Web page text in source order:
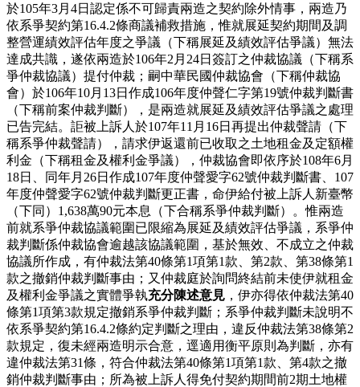
於105年3月4日認定係不可歸責兩造之契約除外情事，兩造乃
依系爭契約第16.4.2條商議補救措施，惟就展延契約期間及調
整營運績效評估年度之爭議（下稱展延及績效評估爭議）無法
達成共識，遂依兩造於106年2月24日簽訂之仲裁協議（下稱系
爭仲裁協議）提付仲裁；嗣中華民國仲裁協會（下稱仲裁協
會）於106年10月13日作成106年度仲聲仁字第19號仲裁判斷書
（下稱前案仲裁判斷），是兩造就展延及績效評估爭議之處理
已告完結。詎被上訴人於107年11月16日再提出仲裁聲請（下
稱系爭仲裁聲請），請求伊返還前已收取之土地租金及定額權
利金（下稱租金及權利金爭議），仲裁協會即依序於108年6月
18日、同年月26日作成107年度仲聲愛字62號仲裁判斷書、107
年度仲聲愛字62號仲裁判斷更正書，命伊給付被上訴人新臺幣
（下同）1,638萬90元本息（下合稱系爭仲裁判斷）。惟兩造
前就系爭仲裁協議範圍已限縮為展延及績效評估爭議，系爭仲
裁判斷係仲裁協會逾越該協議範圍，基於無效、不成立之仲裁
協議所作成，有仲裁法第40條第1項第1款、第2款、第38條第1
款之撤銷仲裁判斷事由；又仲裁庭於詢問終結前未使伊就租金
及權利金爭議之實體爭執充分陳述意見 ，伊亦得依仲裁法第40
條第1項第3款規定撤銷系爭仲裁判斷；系爭仲裁判斷未說明不
依系爭契約第16.4.2條約定判斷之理由，違反仲裁法第38條第2
款規定，復未經兩造明示合意，逕適用衡平原則為判斷，亦有
違仲裁法第31條，符合仲裁法第40條第1項第1款、第4款之撤
銷仲裁判斷事由；所為被上訴人得免付契約期間前2期土地權